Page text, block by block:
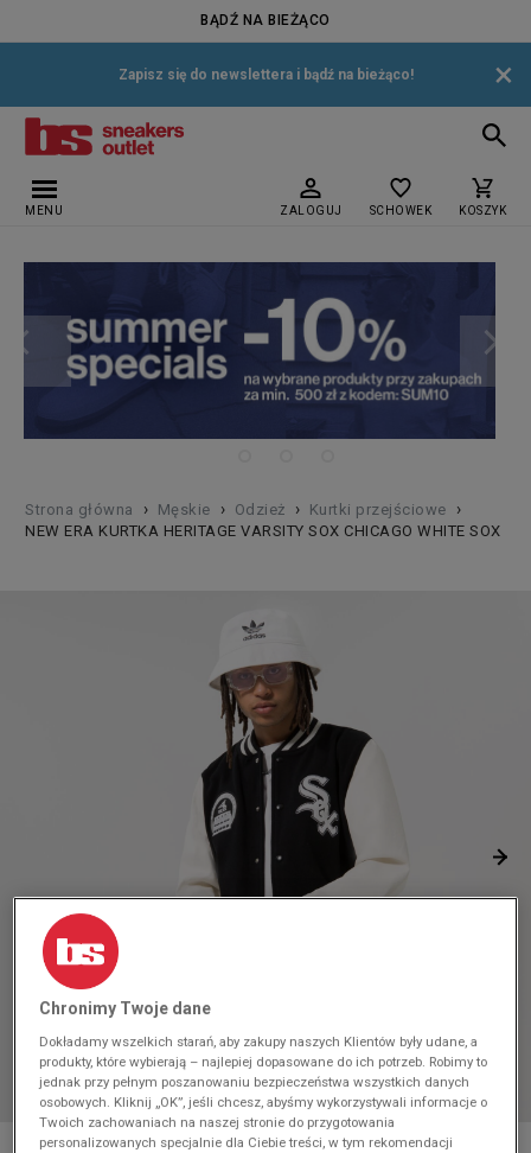
BĄDŹ NA BIEŻĄCO
Zapisz się do newslettera i bądź na bieżąco! ×
MENU ZALOGUJ SCHOWEK KOSZYK
Strona główna › Męskie › Odzież › Kurtki przejściowe ›
NEW ERA KURTKA HERITAGE VARSITY SOX CHICAGO WHITE SOX
* Zdjęcie poglądowe
Chronimy Twoje dane
Dokładamy wszelkich starań, aby zakupy naszych Klientów były udane, a
produkty, które wybierają – najlepiej dopasowane do ich potrzeb. Robimy to
jednak przy pełnym poszanowaniu bezpieczeństwa wszystkich danych
osobowych. Kliknij „OK”, jeśli chcesz, abyśmy wykorzystywali informacje o
Twoich zachowaniach na naszej stronie do przygotowania
personalizowanych specjalnie dla Ciebie treści, w tym rekomendacji